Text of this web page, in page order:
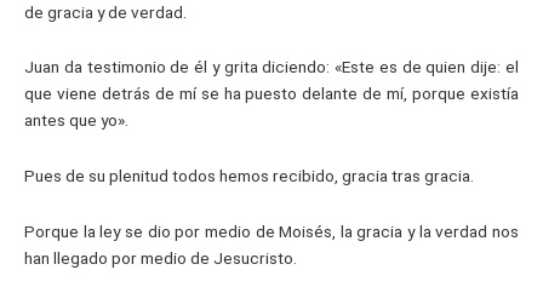
de gracia y de verdad.
Juan da testimonio de él y grita diciendo: «Este es de quien dije: el
que viene detrás de mí se ha puesto delante de mí, porque existía
antes que yo».
Pues de su plenitud todos hemos recibido, gracia tras gracia.
Porque la ley se dio por medio de Moisés, la gracia y la verdad nos
han llegado por medio de Jesucristo.